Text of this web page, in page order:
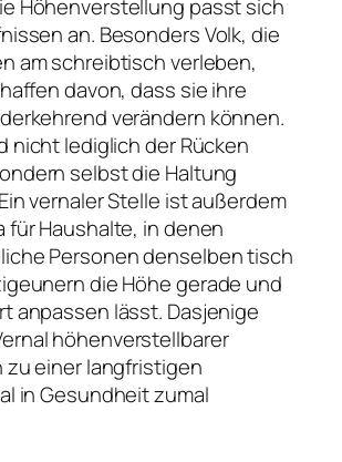
Höhenverstellung passt sich
an. Besonders Volk, die
am schreibtisch verleben,
davon, dass sie ihre
verändern können.
nicht lediglich der Rücken
selbst die Haltung
vernaler Stelle ist außerdem
für Haushalte, in denen
Personen denselben tisch
die Höhe gerade und
anpassen lässt. Dasjenige
höhenverstellbarer
einer langfristigen
in Gesundheit zumal